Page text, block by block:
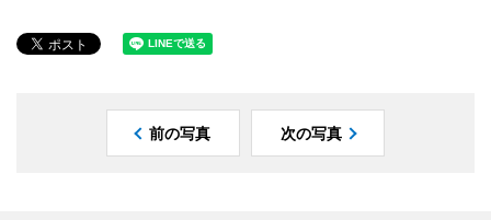
前の写真 次の写真